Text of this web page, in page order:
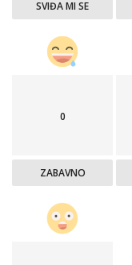
SVIĐA MI SE
0
ZABAVNO